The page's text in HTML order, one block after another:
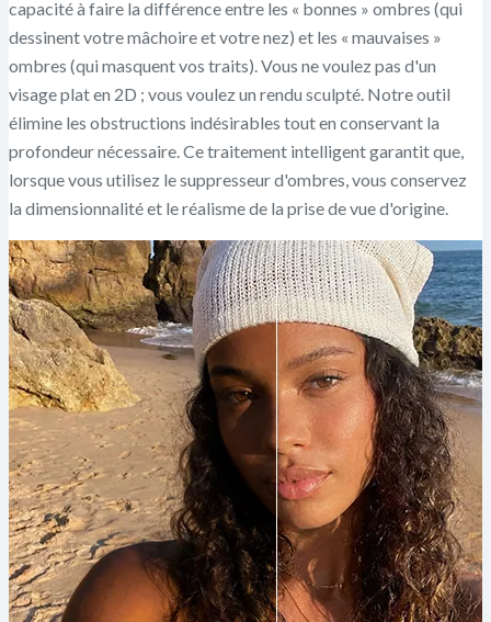
capacité à faire la différence entre les « bonnes » ombres (qui
dessinent votre mâchoire et votre nez) et les « mauvaises »
ombres (qui masquent vos traits). Vous ne voulez pas d'un
visage plat en 2D ; vous voulez un rendu sculpté. Notre outil
élimine les obstructions indésirables tout en conservant la
profondeur nécessaire. Ce traitement intelligent garantit que,
lorsque vous utilisez le suppresseur d'ombres, vous conservez
la dimensionnalité et le réalisme de la prise de vue d'origine.